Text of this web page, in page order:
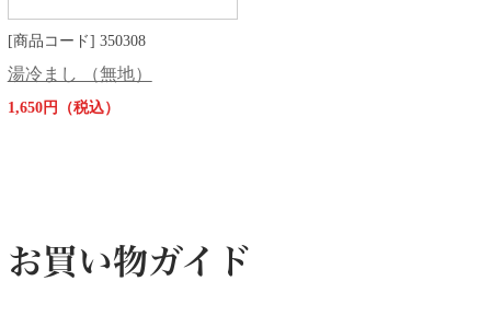
[商品コード] 350308
湯冷まし （無地）
1,650円（税込）